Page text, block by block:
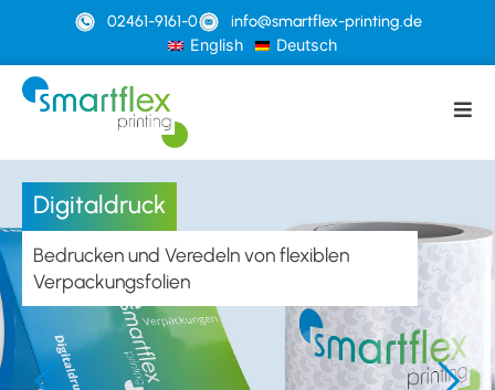
02461-9161-0 info@smartflex-printing.de
English Deutsch
Digitaldruck
Bedrucken und Veredeln von flexiblen
Verpackungsfolien